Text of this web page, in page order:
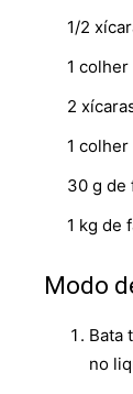
1/2
1 colher
2
1
30 g de
1 kg de
Modo
Bata
no